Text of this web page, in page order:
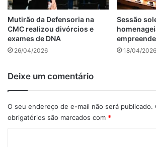
Mutirão da Defensoria na
CMC realizou divórcios e
exames de DNA
26/04/2026
Sessão
18/04/2026
Deixe um comentário
O seu endereço de e-mail não será publicado.
obrigatórios são marcados com *